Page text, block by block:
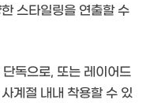
스타일링을 연출할 수
독으로, 또는 레이어드
계절 내내 착용할 수 있